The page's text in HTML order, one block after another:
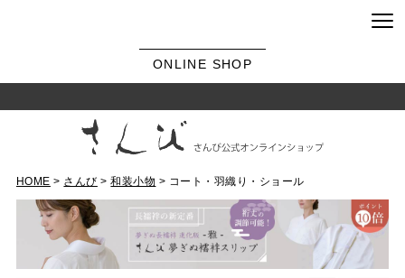
ONLINE SHOP
HOME さんび 和装小物 コート・羽織り・ショール